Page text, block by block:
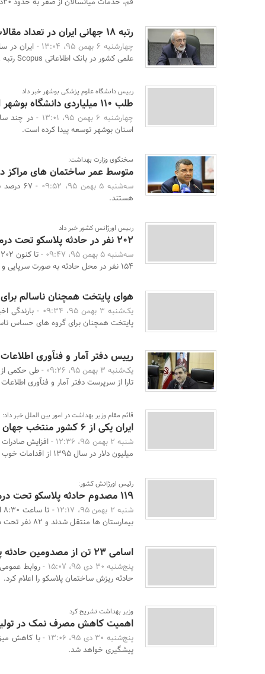
رتبه 18 جهانی ایران در تعداد مقالات و مستندات علمی
چهارشنبه 6 بهمن 95، 13:04 -
علمی کشور در بانک اطلاعاتی Scopus رتبه 18 جهانی و ا ...
رییس دانشگاه علوم پزشکی بوشهر خبر داد
طلب ۱۱۰ میلیاردی دانشگاه بوشهر از بیمه‌ها
چهارشنبه 6 بهمن 95، 13:01 -
در چند
استان بوشهر توسعه پیدا کرده است.
سخنگوی وزارت بهداشت:
متوسط عمر ساختمان هاى مراکز درمانى 27
سه‌شنبه 5 بهمن 95، 09:52 -
67
هستند.
رییس اورژانس کشور خبر داد
202 نفر در حادثه پلاسکو تحت درمان قرار گرفتند
سه‌شنبه 5 بهمن 95، 09:47 -
154 نفر در محل حادثه به صورت سرپایی و 48 نفر ب ...
هوای پایتخت همچنان ناسالم
یک‌شنبه 3 بهمن 95، 09:34 -
بارندگی
پایتخت همچنان برای گروه های حساس
رییس دفتر آمار و فنآوری
یک‌شنبه 3 بهمن 95، 09:26 -
طی حکمی
تارا از سرپرست دفتر آمار و فنآوری
قائم مقام وزیر بهداشت در امور بین الملل خبر داد:
ایران یکی از 6 کشور منتخب جهان در حوزه سلامت است
شنبه 2 بهمن 95، 12:36 -
میلیون دلار در سال 1395 از اقدامات خوب حوزه بی ...
رئیس اورژانش کشور:
119 مصدوم حادثه پلاسکو تحت درمان قرار گرفتند
شنبه 2 بهمن 95، 12:17 -
بیمارستان ها منتقل شدند و ۸۲ نفر تحت درمان سرپایی ...
اسامی 23 تن از مصدومین حادثه پلاسکو
پنج‌شنبه 30 دی 95، 15:07 -
روابط
حادثه ریزش ساختمان پلاسکو را اعلام کرد.
وزیر بهداشت تشریح کرد
اهمیت کاهش مصرف نمک در
پنج‌شنبه 30 دی 95، 13:06 -
پیشگیری خواهد شد.